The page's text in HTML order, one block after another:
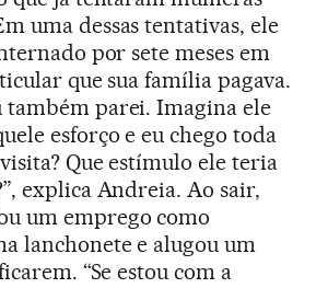
uma dessas tentativas, ele
por sete meses em
que sua família pagava.
também parei. Imagina ele
esforço e eu chego toda
Que estímulo ele teria
explica Andreia. Ao sair,
um emprego como
lanchonete e alugou um
“Se estou com a